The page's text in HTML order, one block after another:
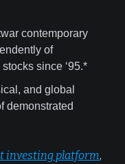
contemporary
of
since ‘95.*
and global
demonstrated
investing platform,